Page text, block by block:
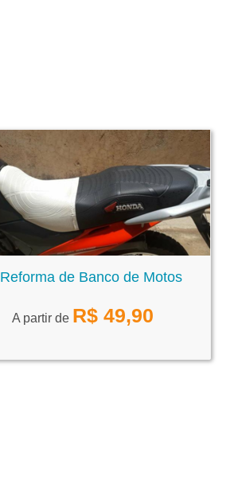
Reforma de Banco de Motos
A partir de R$ 49,90